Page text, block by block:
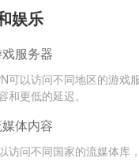
娱乐
服务器
可以访问不同地区的游戏
和更低的延迟。
体内容
访问不同国家的流媒体库